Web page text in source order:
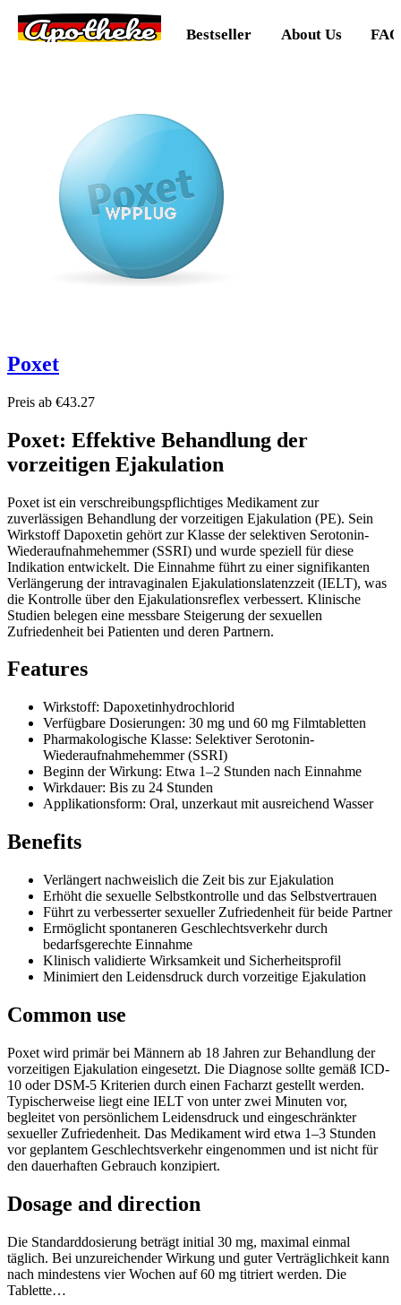
Apotheke Bestseller About Us FAQ
Poxet
Preis ab €43.27
Poxet: Effektive Behandlung der
vorzeitigen Ejakulation
Poxet ist ein verschreibungspflichtiges Medikament zur
zuverlässigen Behandlung der vorzeitigen Ejakulation (PE). Sein
Wirkstoff Dapoxetin gehört zur Klasse der selektiven Serotonin-
Wiederaufnahmehemmer (SSRI) und wurde speziell für diese
Indikation entwickelt. Die Einnahme führt zu einer signifikanten
Verlängerung der intravaginalen Ejakulationslatenzzeit (IELT), was
die Kontrolle über den Ejakulationsreflex verbessert. Klinische
Studien belegen eine messbare Steigerung der sexuellen
Zufriedenheit bei Patienten und deren Partnern.
Features
Wirkstoff: Dapoxetinhydrochlorid
Verfügbare Dosierungen: 30 mg und 60 mg Filmtabletten
Pharmakologische Klasse: Selektiver Serotonin-
Wiederaufnahmehemmer (SSRI)
Beginn der Wirkung: Etwa 1–2 Stunden nach Einnahme
Wirkdauer: Bis zu 24 Stunden
Applikationsform: Oral, unzerkaut mit ausreichend Wasser
Benefits
Verlängert nachweislich die Zeit bis zur Ejakulation
Erhöht die sexuelle Selbstkontrolle und das Selbstvertrauen
Führt zu verbesserter sexueller Zufriedenheit für beide Partner
Ermöglicht spontaneren Geschlechtsverkehr durch
bedarfsgerechte Einnahme
Klinisch validierte Wirksamkeit und Sicherheitsprofil
Minimiert den Leidensdruck durch vorzeitige Ejakulation
Common use
Poxet wird primär bei Männern ab 18 Jahren zur Behandlung der
vorzeitigen Ejakulation eingesetzt. Die Diagnose sollte gemäß ICD-
10 oder DSM-5 Kriterien durch einen Facharzt gestellt werden.
Typischerweise liegt eine IELT von unter zwei Minuten vor,
begleitet von persönlichem Leidensdruck und eingeschränkter
sexueller Zufriedenheit. Das Medikament wird etwa 1–3 Stunden
vor geplantem Geschlechtsverkehr eingenommen und ist nicht für
den dauerhaften Gebrauch konzipiert.
Dosage and direction
Die Standarddosierung beträgt initial 30 mg, maximal einmal
täglich. Bei unzureichender Wirkung und guter Verträglichkeit kann
nach mindestens vier Wochen auf 60 mg titriert werden. Die
Tablette…